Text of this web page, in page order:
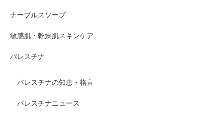
ナーブルスソープ
敏感肌・乾燥肌スキンケア
パレスチナ
パレスチナの知恵・格言
パレスチナニュース